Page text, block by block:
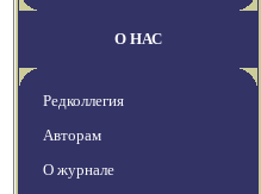
О НАС
Редколлегия
Авторам
О журнале